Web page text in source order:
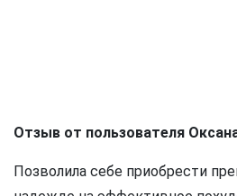
Отзыв от пользователя
Позволила себе приобрести